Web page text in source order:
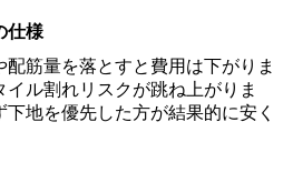
仕様
配筋量を落とすと費用は下がりま
イル割れリスクが跳ね上がりま
地を優先した方が結果的に安く